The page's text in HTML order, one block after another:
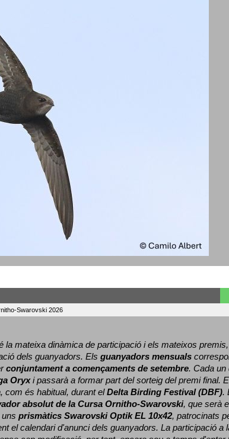
Swarovski 2026
mateixa dinàmica de participació i els mateixos
dels guanyadors. Els guanyadors mensuals
conjuntament a començaments de setembre. Cada un
Oryx i passarà a formar part del sorteig del premi final.
com és habitual, durant el Delta Birding Festival (DBF).
absolut de la Cursa Ornitho-Swarovski, que serà
prismàtics Swarovski Optik EL 10x42, patrocinats
el calendari d'anunci dels guanyadors. La participació a